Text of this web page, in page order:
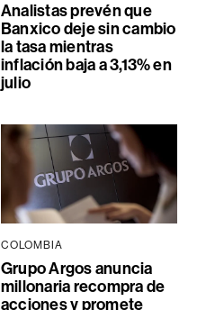
Analistas prevén que
Banxico deje sin cambio
la tasa mientras
inflación baja a 3,13% en
julio
COLOMBIA
Grupo Argos anuncia
millonaria recompra de
acciones y promete